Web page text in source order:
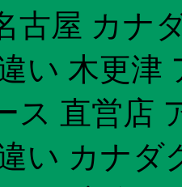
古屋 カナ
い 木更津
ス 直営店
い カナダ